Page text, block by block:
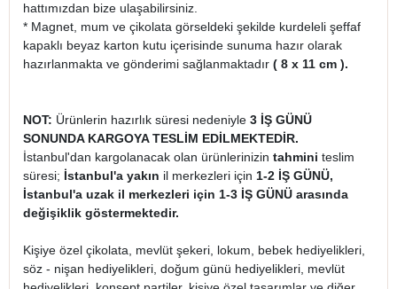
hattımızdan bize ulaşabilirsiniz.
* Magnet, mum ve çikolata görseldeki şekilde kurdeleli şeffaf
kapaklı beyaz karton kutu içerisinde sunuma hazır olarak
hazırlanmakta ve gönderimi sağlanmaktadır ( 8 x 11 cm ).
NOT: Ürünlerin hazırlık süresi nedeniyle 3 İŞ GÜNÜ
SONUNDA KARGOYA TESLİM EDİLMEKTEDİR.
İstanbul'dan kargolanacak olan ürünlerinizin tahmini teslim
süresi; İstanbul'a yakın il merkezleri için 1-2 İŞ GÜNÜ,
İstanbul'a uzak il merkezleri için 1-3 İŞ GÜNÜ arasında
değişiklik göstermektedir.
Kişiye özel çikolata, mevlüt şekeri, lokum, bebek hediyelikleri,
söz - nişan hediyelikleri, doğum günü hediyelikleri, mevlüt